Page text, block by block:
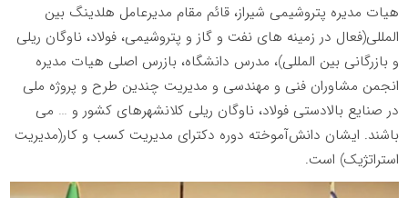
هیات مدیره پتروشیمی شیراز، قائم مقام مدیرعامل هلدینگ بین
المللی(فعال در زمینه های نفت و گاز و پتروشیمی، فولاد، ناوگان ریلی
و بازرگانی بین المللی)، مدرس دانشگاه، بازرس اصلی هیات مدیره
انجمن مشاوران فنی و مهندسی و مدیریت چندین طرح و پروژه ملی
در صنایع بالادستی فولاد، ناوگان ریلی کلانشهرهای کشور و … می
باشند. ایشان دانش‌‌آموخته دوره دکترای مدیریت کسب و کار(مدیریت
استراتژیک) است.